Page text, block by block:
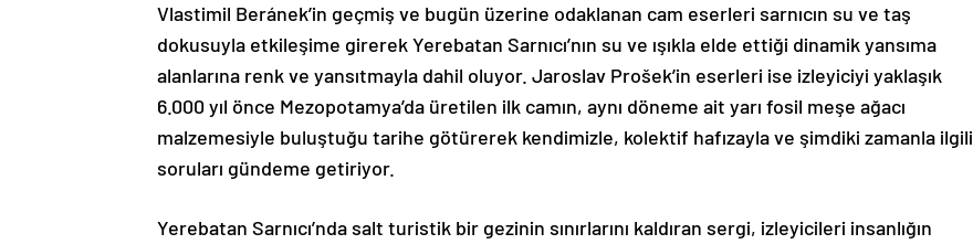
Vlastimil Beránek’in geçmiş ve bugün üzerine odaklanan cam eserleri sarnıcın su ve taş
dokusuyla etkileşime girerek Yerebatan Sarnıcı’nın su ve ışıkla elde ettiği dinamik yansıma
alanlarına renk ve yansıtmayla dahil oluyor. Jaroslav Prošek’in eserleri ise izleyiciyi yaklaşık
6.000 yıl önce Mezopotamya’da üretilen ilk camın, aynı döneme ait yarı fosil meşe ağacı
malzemesiyle buluştuğu tarihe götürerek kendimizle, kolektif hafızayla ve şimdiki zamanla ilgili
soruları gündeme getiriyor.
Yerebatan Sarnıcı’nda salt turistik bir gezinin sınırlarını kaldıran sergi, izleyicileri insanlığın